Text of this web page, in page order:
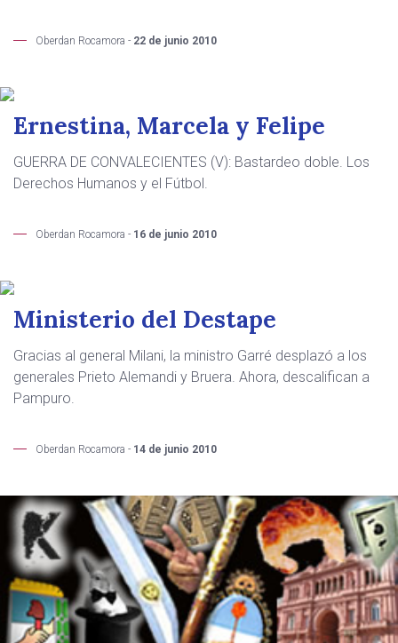
Oberdan Rocamora - 22 de junio 2010
Ernestina, Marcela y Felipe
GUERRA DE CONVALECIENTES (V): Bastardeo doble. Los
Derechos Humanos y el Fútbol.
Oberdan Rocamora - 16 de junio 2010
Ministerio del Destape
Gracias al general Milani, la ministro Garré desplazó a los
generales Prieto Alemandi y Bruera. Ahora, descalifican a
Pampuro.
Oberdan Rocamora - 14 de junio 2010